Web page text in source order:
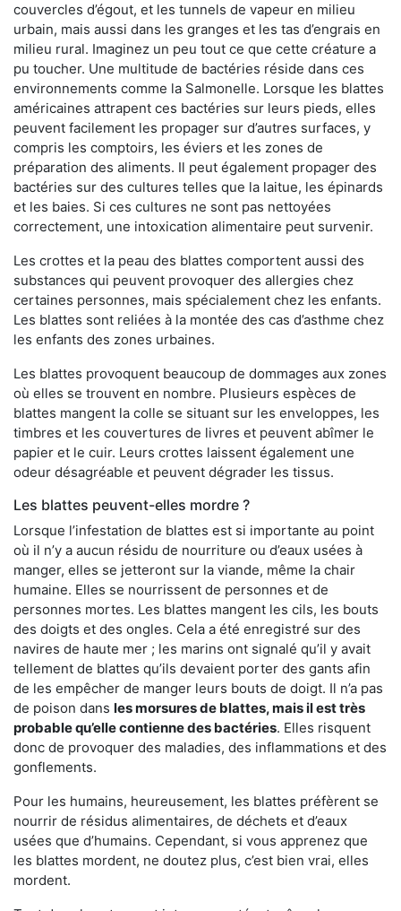
couvercles d’égout, et les tunnels de vapeur en milieu
urbain, mais aussi dans les granges et les tas d’engrais en
milieu rural. Imaginez un peu tout ce que cette créature a
pu toucher. Une multitude de bactéries réside dans ces
environnements comme la Salmonelle. Lorsque les blattes
américaines attrapent ces bactéries sur leurs pieds, elles
peuvent facilement les propager sur d’autres surfaces, y
compris les comptoirs, les éviers et les zones de
préparation des aliments. Il peut également propager des
bactéries sur des cultures telles que la laitue, les épinards
et les baies. Si ces cultures ne sont pas nettoyées
correctement, une intoxication alimentaire peut survenir.
Les crottes et la peau des blattes comportent aussi des
substances qui peuvent provoquer des allergies chez
certaines personnes, mais spécialement chez les enfants.
Les blattes sont reliées à la montée des cas d’asthme chez
les enfants des zones urbaines.
Les blattes provoquent beaucoup de dommages aux zones
où elles se trouvent en nombre. Plusieurs espèces de
blattes mangent la colle se situant sur les enveloppes, les
timbres et les couvertures de livres et peuvent abîmer le
papier et le cuir. Leurs crottes laissent également une
odeur désagréable et peuvent dégrader les tissus.
Les blattes peuvent-elles mordre ?
Lorsque l’infestation de blattes est si importante au point
où il n’y a aucun résidu de nourriture ou d’eaux usées à
manger, elles se jetteront sur la viande, même la chair
humaine. Elles se nourrissent de personnes et de
personnes mortes. Les blattes mangent les cils, les bouts
des doigts et des ongles. Cela a été enregistré sur des
navires de haute mer ; les marins ont signalé qu’il y avait
tellement de blattes qu’ils devaient porter des gants afin
de les empêcher de manger leurs bouts de doigt. Il n’a pas
de poison dans les morsures de blattes, mais il est très
probable qu’elle contienne des bactéries. Elles risquent
donc de provoquer des maladies, des inflammations et des
gonflements.
Pour les humains, heureusement, les blattes préfèrent se
nourrir de résidus alimentaires, de déchets et d’eaux
usées que d’humains. Cependant, si vous apprenez que
les blattes mordent, ne doutez plus, c’est bien vrai, elles
mordent.